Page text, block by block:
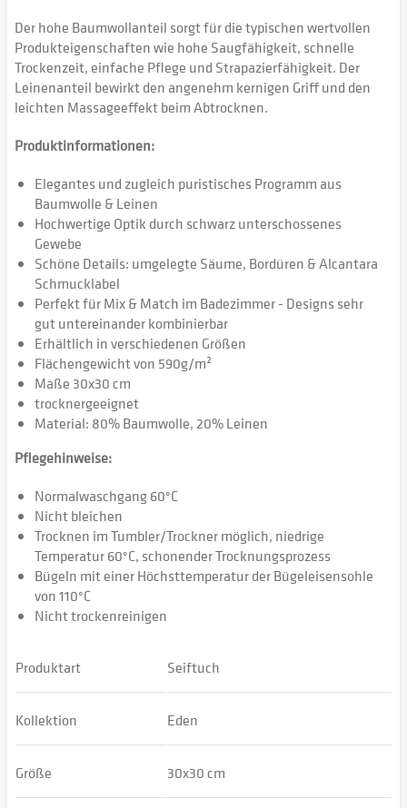
Der hohe Baumwollanteil sorgt für die typischen wertvollen
Produkteigenschaften wie hohe Saugfähigkeit, schnelle
Trockenzeit, einfache Pflege und Strapazierfähigkeit. Der
Leinenanteil bewirkt den angenehm kernigen Griff und den
leichten Massageeffekt beim Abtrocknen.
Produktinformationen:
Elegantes und zugleich puristisches Programm aus
Baumwolle & Leinen
Hochwertige Optik durch schwarz unterschossenes
Gewebe
Schöne Details: umgelegte Säume, Bordüren & Alcantara
Schmucklabel
Perfekt für Mix & Match im Badezimmer - Designs sehr
gut untereinander kombinierbar
Erhältlich in verschiedenen Größen
Flächengewicht von 590g/m²
Maße 30x30 cm
trocknergeeignet
Material: 80% Baumwolle, 20% Leinen
Pflegehinweise:
Normalwaschgang 60°C
Nicht bleichen
Trocknen im Tumbler/Trockner möglich, niedrige
Temperatur 60°C, schonender Trocknungsprozess
Bügeln mit einer Höchsttemperatur der Bügeleisensohle
von 110°C
Nicht trockenreinigen
Produktart Seiftuch
Kollektion Eden
Größe 30x30 cm